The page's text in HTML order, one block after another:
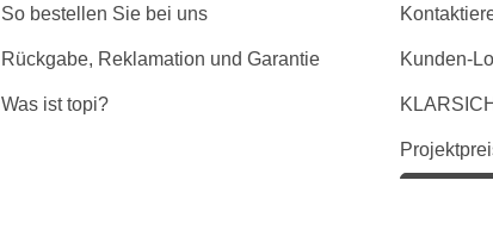
So bestellen Sie bei uns
Rückgabe, Reklamation und Garantie
Was ist topi?
Kunden-